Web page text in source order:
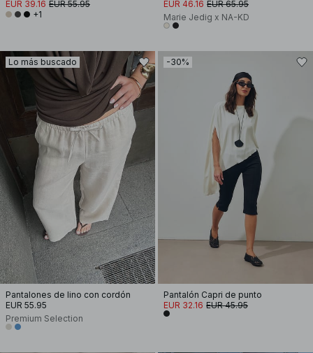
EUR 39.16 EUR 55.95
+1
EUR 46.16 EUR 65.95
Marie Jedig x NA-KD
Lo más buscado
Pantalones de lino con cordón
EUR 55.95
Premium Selection
-30%
Pantalón Capri de punto
EUR 32.16 EUR 45.95